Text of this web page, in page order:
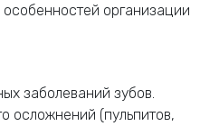
организации
заболеваний зубов.
осложнений (пульпитов,